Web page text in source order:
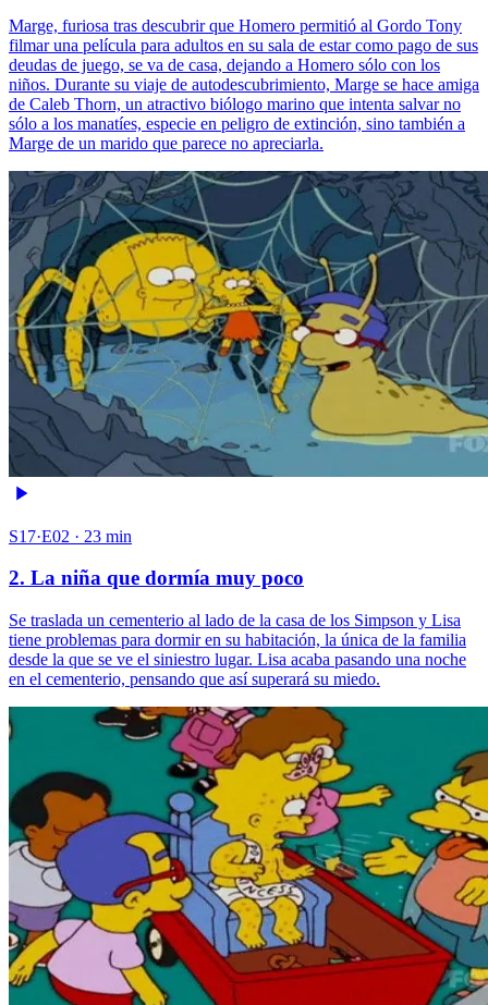
Marge, furiosa tras descubrir que Homero permitió al Gordo Tony
filmar una película para adultos en su sala de estar como pago de sus
deudas de juego, se va de casa, dejando a Homero sólo con los
niños. Durante su viaje de autodescubrimiento, Marge se hace amiga
de Caleb Thorn, un atractivo biólogo marino que intenta salvar no
sólo a los manatíes, especie en peligro de extinción, sino también a
Marge de un marido que parece no apreciarla.
S17·E02 · 23 min
2. La niña que dormía muy poco
Se traslada un cementerio al lado de la casa de los Simpson y Lisa
tiene problemas para dormir en su habitación, la única de la familia
desde la que se ve el siniestro lugar. Lisa acaba pasando una noche
en el cementerio, pensando que así superará su miedo.